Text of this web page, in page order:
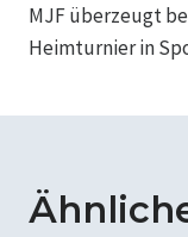
MJF überzeugt
Heimturnier in